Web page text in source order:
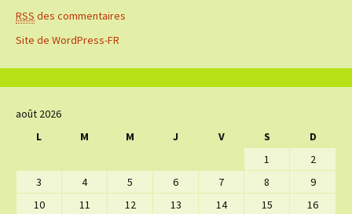
RSS des commentaires
Site de WordPress-FR
août 2026
L
M M J V S
D
1
2
3
4 5 6 7 8
9
10
11 12 13 14 15 16